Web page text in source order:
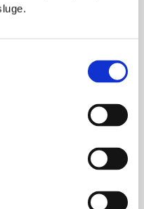
onemogućen je pristup
od 128 stranica, pod
neuspjehe mnogih